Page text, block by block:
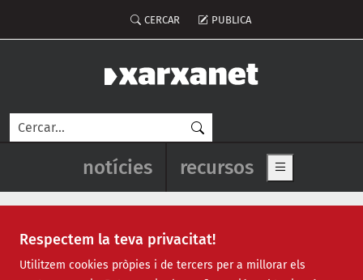
Respectem la teva privacitat!
Utilitzem cookies pròpies i de tercers per a millorar els
Menú del compte d'usuari
CERCAR PUBLICA
Cerca
Navegació principal de
notícies recursos Show main
declaració de la renda